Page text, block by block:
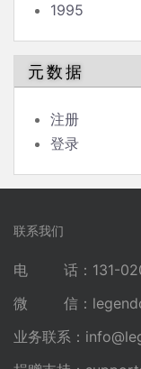
1995
元数据
注册
登录
联系我们
电 话：131-
微 信：
业务联系：